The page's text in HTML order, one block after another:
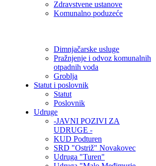
Zdravstvene ustanove
Komunalno poduzeće
Dimnjačarske usluge
Pražnjenje i odvoz komunalnih
otpadnih voda
Groblja
Statut i poslovnik
Statut
Poslovnik
Udruge
-JAVNI POZIVI ZA
UDRUGE -
KUD Podturen
SRD "Ostriž" Novakovec
Udruga "Turen"